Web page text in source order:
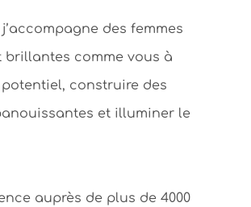
j’accompagne des femmes
brillantes comme vous à
construire des
et illuminer le
auprès de plus de 4000